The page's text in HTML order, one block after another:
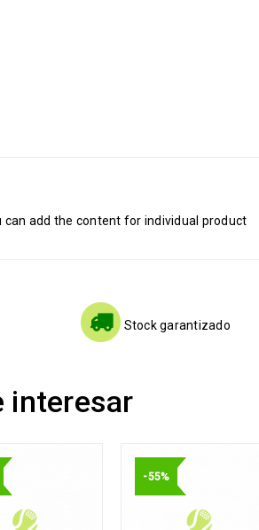
add the content for individual product
Stock garantizado
interesar
-55%